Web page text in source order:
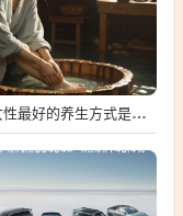
代表称女性最好的养生方式是保暖：可用干姜、红花、艾叶泡脚